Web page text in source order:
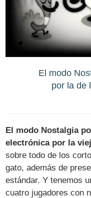
El modo
por la de
El modo Nostalgia
electrónica por la
sobre todo de los
gato, además de
estándar. Y tenemos
cuatro jugadores con